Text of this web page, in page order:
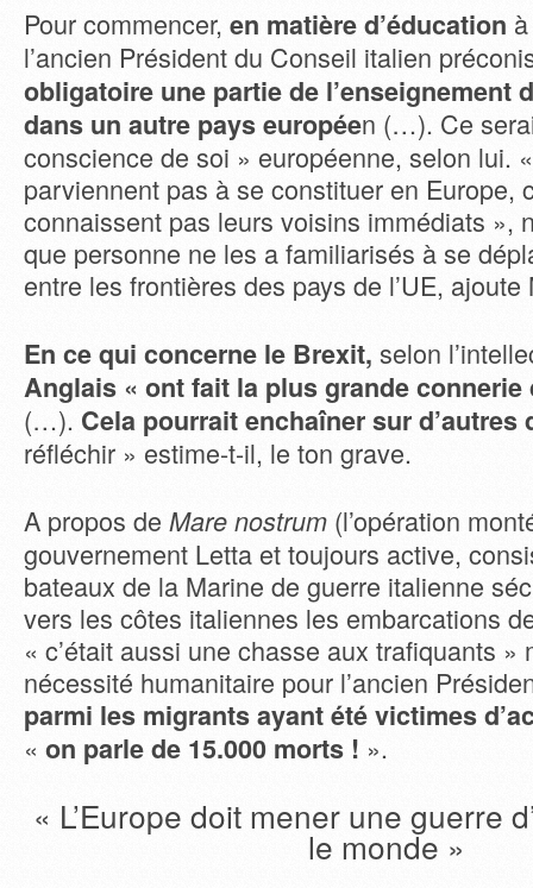
Pour commencer, en matière d’éducation
l’ancien Président du Conseil italien
obligatoire une partie de l’enseignement
dans un autre pays européen (…). Ce
conscience de soi » européenne, selon lui.
parviennent pas à se constituer en Europe,
connaissent pas leurs voisins immédiats »,
que personne ne les a familiarisés à se
entre les frontières des pays de l’UE, ajoute
En ce qui concerne le Brexit, selon
Anglais « ont fait la plus grande
(…). Cela pourrait enchaîner sur d’autres
réfléchir » estime-t-il, le ton grave.
A propos de Mare nostrum (l’opération
gouvernement Letta et toujours active,
bateaux de la Marine de guerre italienne
vers les côtes italiennes les embarcations
« c’était aussi une chasse aux trafiquants »
nécessité humanitaire pour l’ancien
parmi les migrants ayant été victimes
« on parle de 15.000 morts ! ».
« L’Europe doit mener une guerre
le monde »